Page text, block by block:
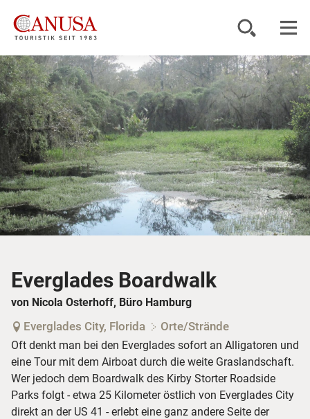
Reiseziele
Reisearten
Inspiration
Service
Everglades Boardwalk
von Nicola Osterhoff, Büro Hamburg
Everglades City, Florida Orte/Strände
Oft denkt man bei den Everglades sofort an Alligatoren und
eine Tour mit dem Airboat durch die weite Graslandschaft.
Wer jedoch dem Boardwalk des Kirby Storter Roadside
Parks folgt - etwa 25 Kilometer östlich von Everglades City
direkt an der US 41 - erlebt eine ganz andere Seite der